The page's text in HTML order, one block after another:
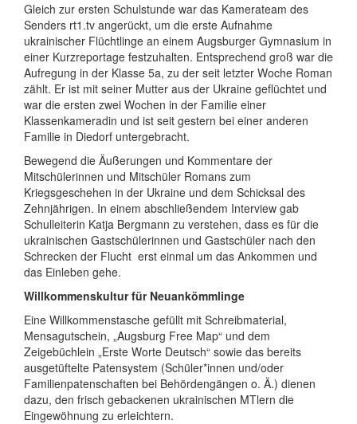
Gleich zur ersten Schulstunde war das Kamerateam des
Senders rt1.tv angerückt, um die erste Aufnahme
ukrainischer Flüchtlinge an einem Augsburger Gymnasium in
einer Kurzreportage festzuhalten. Entsprechend groß war die
Aufregung in der Klasse 5a, zu der seit letzter Woche Roman
zählt. Er ist mit seiner Mutter aus der Ukraine geflüchtet und
war die ersten zwei Wochen in der Familie einer
Klassenkameradin und ist seit gestern bei einer anderen
Familie in Diedorf untergebracht.
Bewegend die Äußerungen und Kommentare der
Mitschülerinnen und Mitschüler Romans zum
Kriegsgeschehen in der Ukraine und dem Schicksal des
Zehnjährigen. In einem abschließendem Interview gab
Schulleiterin Katja Bergmann zu verstehen, dass es für die
ukrainischen Gastschülerinnen und Gastschüler nach den
Schrecken der Flucht erst einmal um das Ankommen und
das Einleben gehe.
Willkommenskultur für Neuankömmlinge
Eine Willkommenstasche gefüllt mit Schreibmaterial,
Mensagutschein, „Augsburg Free Map“ und dem
Zeigebüchlein „Erste Worte Deutsch“ sowie das bereits
ausgetüftelte Patensystem (Schüler*innen und/oder
Familienpatenschaften bei Behördengängen o. Ä.) dienen
dazu, den frisch gebackenen ukrainischen MTlern die
Eingewöhnung zu erleichtern.